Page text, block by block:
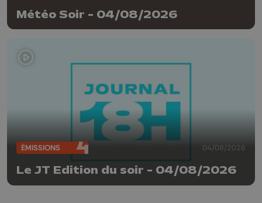
Météo Soir - 04/08/2026
ÉMISSIONS 04/08/2026
Le JT Edition du soir - 04/08/2026